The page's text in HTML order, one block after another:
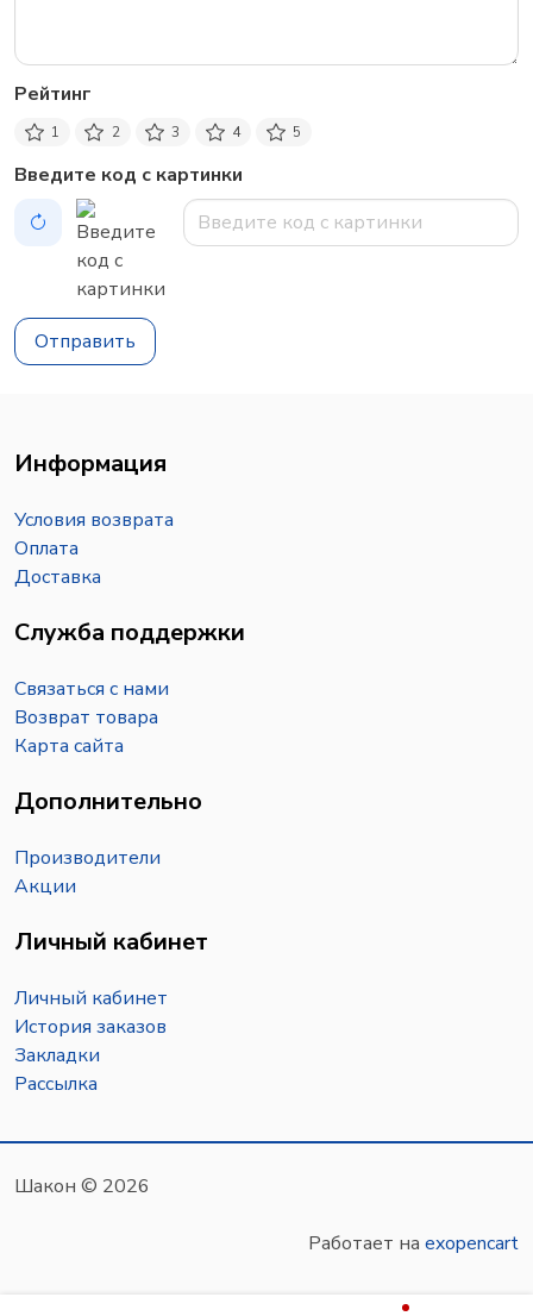
Рейтинг
1 2 3 4 5
Введите код с картинки
Отправить
Информация
Условия возврата
Оплата
Доставка
Служба поддержки
Связаться с нами
Возврат товара
Карта сайта
Дополнительно
Производители
Акции
Личный кабинет
Личный кабинет
История заказов
Закладки
Рассылка
Шакон © 2026
Работает на exopencart